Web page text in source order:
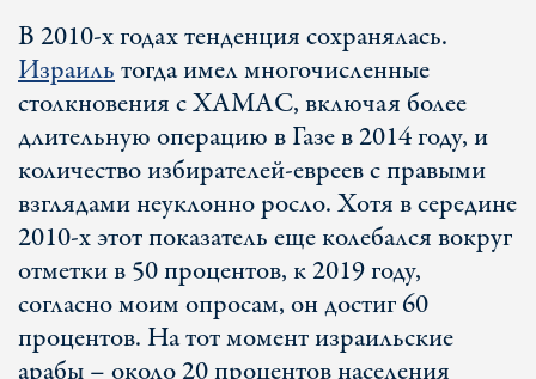
В 2010-х годах тенденция сохранялась.
Израильтогда имел многочисленные
столкновения с ХАМАС, включая более
длительную операцию в Газе в 2014 году, и
количество избирателей-евреев с правыми
взглядами неуклонно росло. Хотя в середине
2010-х этот показатель еще колебался вокруг
отметки в 50 процентов, к 2019 году,
согласно моим опросам, он достиг 60
процентов. На тот момент израильские